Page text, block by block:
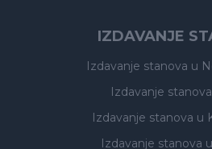
IZDAVANJE
Izdavanje stanova u
Izdavanje stanova
Izdavanje stanova u
Izdavanje stanova